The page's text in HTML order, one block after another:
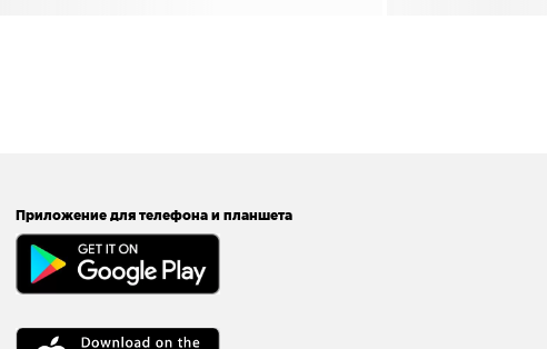
Приложение для телефона и планшета